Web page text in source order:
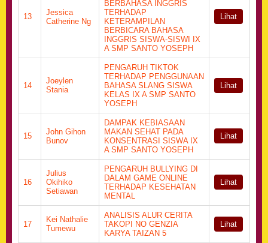
13
Jessica
Catherine Ng
BERBAHASA INGGRIS
TERHADAP
KETERAMPILAN
BERBICARA BAHASA
INGGRIS SISWA-SISWI IX
A SMP SANTO YOSEPH
Lihat
14
Joeylen
Stania
PENGARUH TIKTOK
TERHADAP PENGGUNAAN
BAHASA SLANG SISWA
KELAS IX A SMP SANTO
YOSEPH
Lihat
15
John Gihon
Bunov
DAMPAK KEBIASAAN
MAKAN SEHAT PADA
KONSENTRASI SISWA IX
A SMP SANTO YOSEPH
Lihat
16
Julius
Okihiko
Setiawan
PENGARUH BULLYING DI
DALAM GAME ONLINE
TERHADAP KESEHATAN
MENTAL
Lihat
17
Kei Nathalie
Tumewu
ANALISIS ALUR CERITA
TAKOPI NO GENZIA
KARYA TAIZAN 5
Lihat